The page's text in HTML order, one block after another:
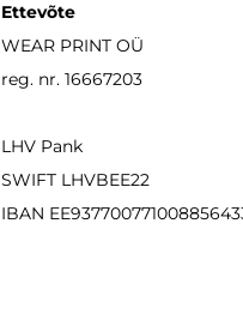
Ettevõte
WEAR PRINT OÜ
reg. nr. 16667203
LHV Pank
SWIFT LHVBEE22
IBAN